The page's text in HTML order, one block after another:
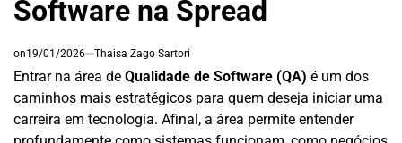
Software na Spread
on19/01/2026 Thaisa Zago Sartori
Entrar na área de Qualidade de Software (QA) é um dos
caminhos mais estratégicos para quem deseja iniciar uma
carreira em tecnologia. Afinal, a área permite entender